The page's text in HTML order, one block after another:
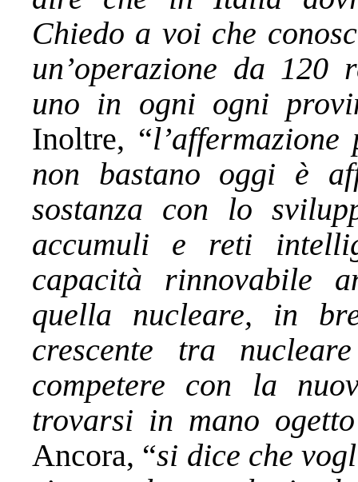
Chiedo a voi che
un’operazione da 120
uno in ogni ogni
Inoltre, “
non bastano oggi è
sostanza con lo
accumuli e reti
capacità rinnovabile
quella nucleare, in
crescente tra
competere con la
trovarsi in mano
Ancora, “si dice che